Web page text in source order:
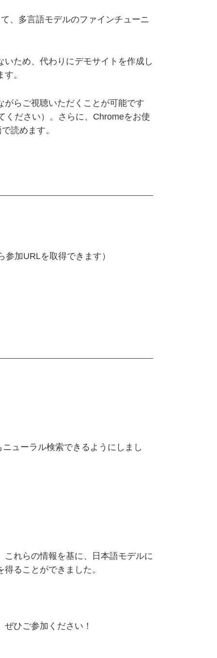
、多言語モデルのファインチューニ
ため、代わりにデモサイトを作成し
。
らご視聴いただくことが可能です
ください）。さらに、Chromeをお使
読めます。
加URLを取得できます）
ューラル検索できるようにしまし
れらの情報を基に、日本語モデルに
ることができました。
ひご参加ください！